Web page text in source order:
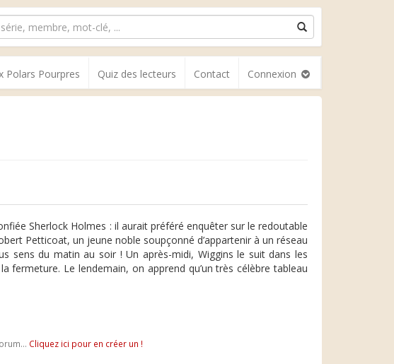
Polars Pourpres Quiz des lecteurs Contact Connexion
Sherlock Holmes : il aurait préféré enquêter sur le redoutable
Petticoat, un jeune noble soupçonné d’appartenir à un réseau
sens du matin au soir ! Un après-midi, Wiggins le suit dans les
fermeture. Le lendemain, on apprend qu’un très célèbre tableau
Cliquez ici pour en créer un !